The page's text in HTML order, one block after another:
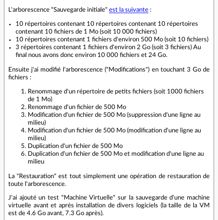
L'arborescence "Sauvegarde initiale" est la suivante :
10 répertoires contenant 10 répertoires contenant 10 répertoires
contenant 10 fichiers de 1 Mo (soit 10 000 fichiers)
10 répertoires contenant 1 fichiers d'environ 500 Mo (soit 10 fichiers)
3 répertoires contenant 1 fichiers d'environ 2 Go (soit 3 fichiers) Au
final nous avons donc environ 10 000 fichiers et 24 Go.
Ensuite j'ai modifié l'arborescence ("Modifications") en touchant 3 Go de
fichiers :
Renommage d'un répertoire de petits fichiers (soit 1000 fichiers
de 1 Mo)
Renommage d'un fichier de 500 Mo
Modification d'un fichier de 500 Mo (suppression d'une ligne au
milieu)
Modification d'un fichier de 500 Mo (modification d'une ligne au
milieu)
Duplication d'un fichier de 500 Mo
Duplication d'un fichier de 500 Mo et modification d'une ligne au
milieu
La "Restauration" est tout simplement une opération de restauration de
toute l'arborescence.
J'ai ajouté un test "Machine Virtuelle" sur la sauvegarde d'une machine
virtuelle avant et après installation de divers logiciels (la taille de la VM
est de 4.6 Go avant, 7.3 Go après).